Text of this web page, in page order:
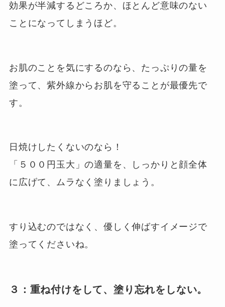
効果が半減するどころか、ほとんど意味のない
ことになってしまうほど。
お肌のことを気にするのなら、たっぷりの量を
塗って、紫外線からお肌を守ることが最優先で
す。
日焼けしたくないのなら！
「５００円玉大」の適量を、しっかりと顔全体
に広げて、ムラなく塗りましょう。
すり込むのではなく、優しく伸ばすイメージで
塗ってくださいね。
３：重ね付けをして、塗り忘れをしない。